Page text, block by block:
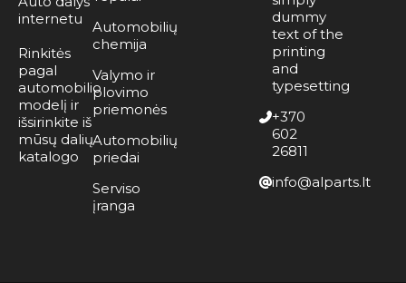
internetu
Rinkitės
pagal
automobilio
modelį ir
išsirinkite iš
mūsų dalių
katalogo
Automobilių
chemija
Valymo ir
plovimo
priemonės
Automobilių
priedai
Serviso
įranga
dummy
text of the
printing
and
typesetting
+370
602
26811
info@alparts.lt